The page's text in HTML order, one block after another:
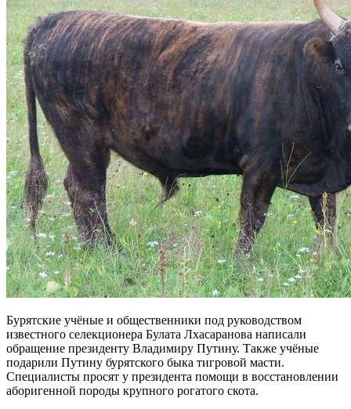
Бурятские учёные и общественники под руководством
известного селекционера Булата Лхасаранова написали
обращение президенту Владимиру Путину. Также учёные
подарили Путину бурятского быка тигровой масти.
Специалисты просят у президента помощи в восстановлении
аборигенной породы крупного рогатого скота.